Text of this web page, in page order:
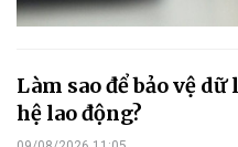
Làm sao để bảo vệ
hệ lao động?